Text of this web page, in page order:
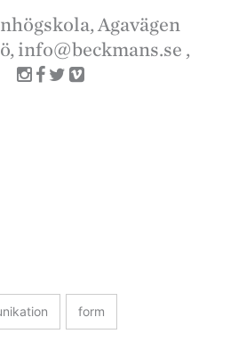
Agavägen
info@beckmans.se ,
form